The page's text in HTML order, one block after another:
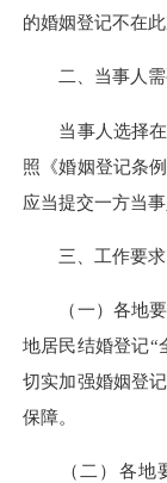
的婚姻登记不在
二、 当事人 需
当事人选择
照《婚姻登记条例
应当提交一方当
三 工作要求
（一） 各地
地居民结婚登记“
切实加强婚姻登
保障。
（二） 各地